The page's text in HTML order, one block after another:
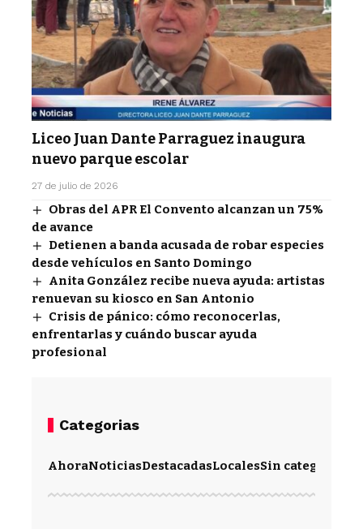
Liceo Juan Dante Parraguez inaugura
nuevo parque escolar
27 de julio de 2026
Obras del APR El Convento alcanzan un 75%
de avance
Detienen a banda acusada de robar especies
desde vehículos en Santo Domingo
Anita González recibe nueva ayuda: artistas
renuevan su kiosco en San Antonio
Crisis de pánico: cómo reconocerlas,
enfrentarlas y cuándo buscar ayuda
profesional
Categorias
AhoraNoticiasDestacadasLocalesSin categoría